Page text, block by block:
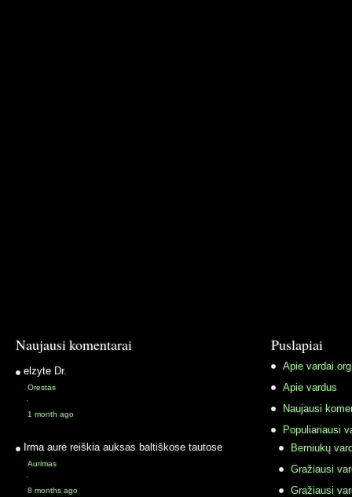
Naujausi komentarai
elzyte Dr.
Orestas
·
1 month ago
Irma aurė reiškia auksas baltiškose tautose
Aurimas
·
8 months ago
Puslapiai
Apie vardai.org
Apie vardus
Naujausi
Populiariausi
Berniukų
Gražiausi
Gražiausi